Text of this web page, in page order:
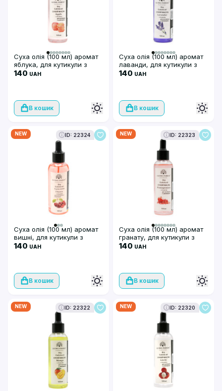
Суха олія (100 мл) аромат
яблука, для кутикули з
піпеткою, Global Fashion
140 UAH
В кошик
Суха олія (100 мл) аромат
лаванди, для кутикули з
піпеткою, Global Fashion
140 UAH
В кошик
NEW ID: 22324
Суха олія (100 мл) аромат
вишні, для кутикули з
піпеткою, Global Fashion
140 UAH
В кошик
NEW ID: 22323
Суха олія (100 мл) аромат
гранату, для кутикули з
піпеткою, Global Fashion
140 UAH
В кошик
NEW ID: 22322 NEW ID: 22320